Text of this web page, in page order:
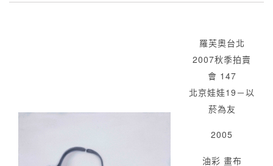
羅芙奧台北
2007秋季拍賣
會 147
北京娃娃19－以
菸為友
2005
油彩 畫布